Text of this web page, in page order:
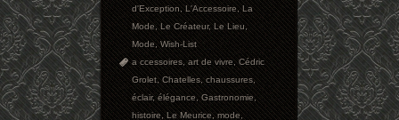
d'Exception,L'Accessoire,La
Mode,Le Créateur,Le Lieu,
Mode,Wish-List
a ccessoires,art de vivre,Cédric
Grolet,Chatelles,chaussures,
éclair,élégance,Gastronomie,
histoire,Le Meurice,mode,